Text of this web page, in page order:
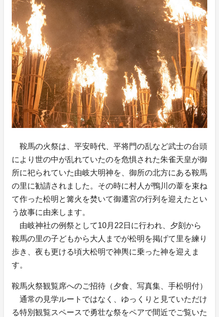
鞍馬の火祭は、平安時代、平将門の乱など武士の台頭
により世の中が乱れていたのを危惧された朱雀天皇が御
所に祀られていた由岐大明神を、御所の北方にある鞍馬
の里に勧請されました。その時に村人が鴨川の葦を束ね
て作った松明と篝火を焚いて御遷宮の行列を迎えたとい
う故事に由来します。
由岐神社の例祭として10月22日に行われ、夕刻から
鞍馬の里の子どもから大人までが松明を掲げて里を練り
歩き、夜も更ける頃大松明で神輿に乗った神を迎えま
す。
鞍馬火祭観覧席へのご招待（夕食、写真集、手松明付）
通常の見学ルートではなく、ゆっくりと見ていただけ
る特別観覧スペースで勇壮な祭をペアで間近でご覧いた